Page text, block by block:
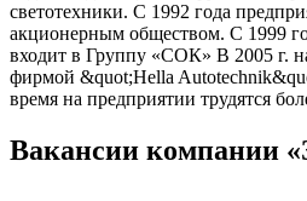
светотехники. С 1992 года
акционерным обществом. С 1999
входит в Группу «СОК» В 2005 г.
фирмой &quot;Hella
время на предприятии трудятся
Вакансии компании